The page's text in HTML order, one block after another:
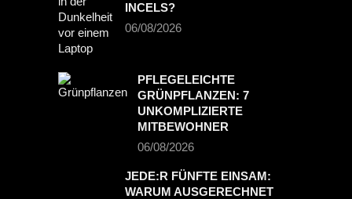
INCELS?
06/08/2026
PFLEGELEICHTE
GRÜNPFLANZEN: 7
UNKOMPLIZIERTE
MITBEWOHNER
06/08/2026
JEDE:R FÜNFTE EINSAM:
WARUM AUSGERECHNET